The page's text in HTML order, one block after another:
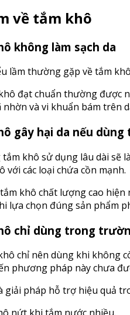
về tắm khô
không làm sạch da
thường gặp về tắm
đạt chuẩn thường được
và vi khuẩn bám trên
gây hại da nếu
khô sử dụng lâu dài sẽ
với các loại chứa cồn mạnh.
khô chất lượng cao
lựa chọn đúng sản
chỉ dùng trong
chỉ nên dùng khi không
phương pháp này chưa
giải pháp hỗ trợ hiệu quả